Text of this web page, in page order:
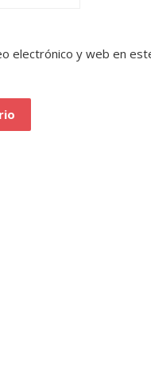
electrónico y web en